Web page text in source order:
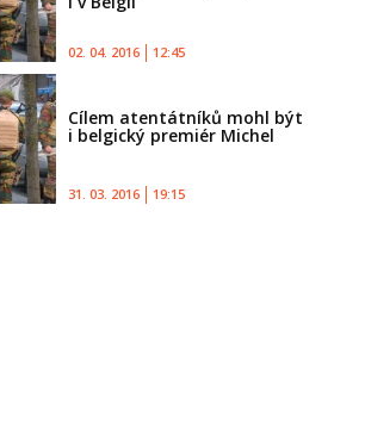
02. 04. 2016 12:45
Cílem atentátníků mohl být
i belgický premiér Michel
31. 03. 2016 19:15